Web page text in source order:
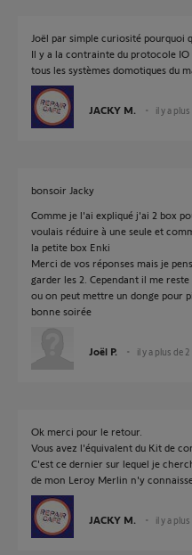
Joël par simple curiosité pourquoi
Il y a la contrainte du protocole
tous les systèmes domotiques du
JACKY M. il y a
bonsoir Jacky
Comme je l'ai expliqué j'ai 2 box
voulais réduire à une seule et
la petite box Enki
Merci de vos réponses mais je
garder les 2. Cependant il me
ou on peut mettre un donge pour
bonne soirée
Joël P. il y a plus de 2
Ok merci pour le retour.
Vous avez l'équivalent du Kit de
C'est ce dernier sur lequel je
de mon Leroy Merlin n'y
JACKY M. il y a